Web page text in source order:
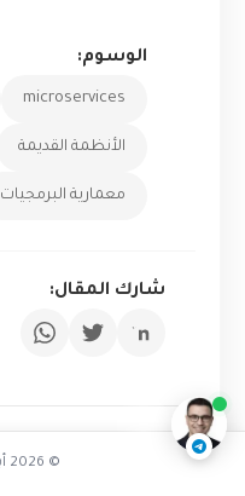
الوسوم:
microservices
الأنظمة القديمة
معمارية البرمجيات
شارك المقال:
© 2026 أبو عمر. جميع الحقوق محفوظة.